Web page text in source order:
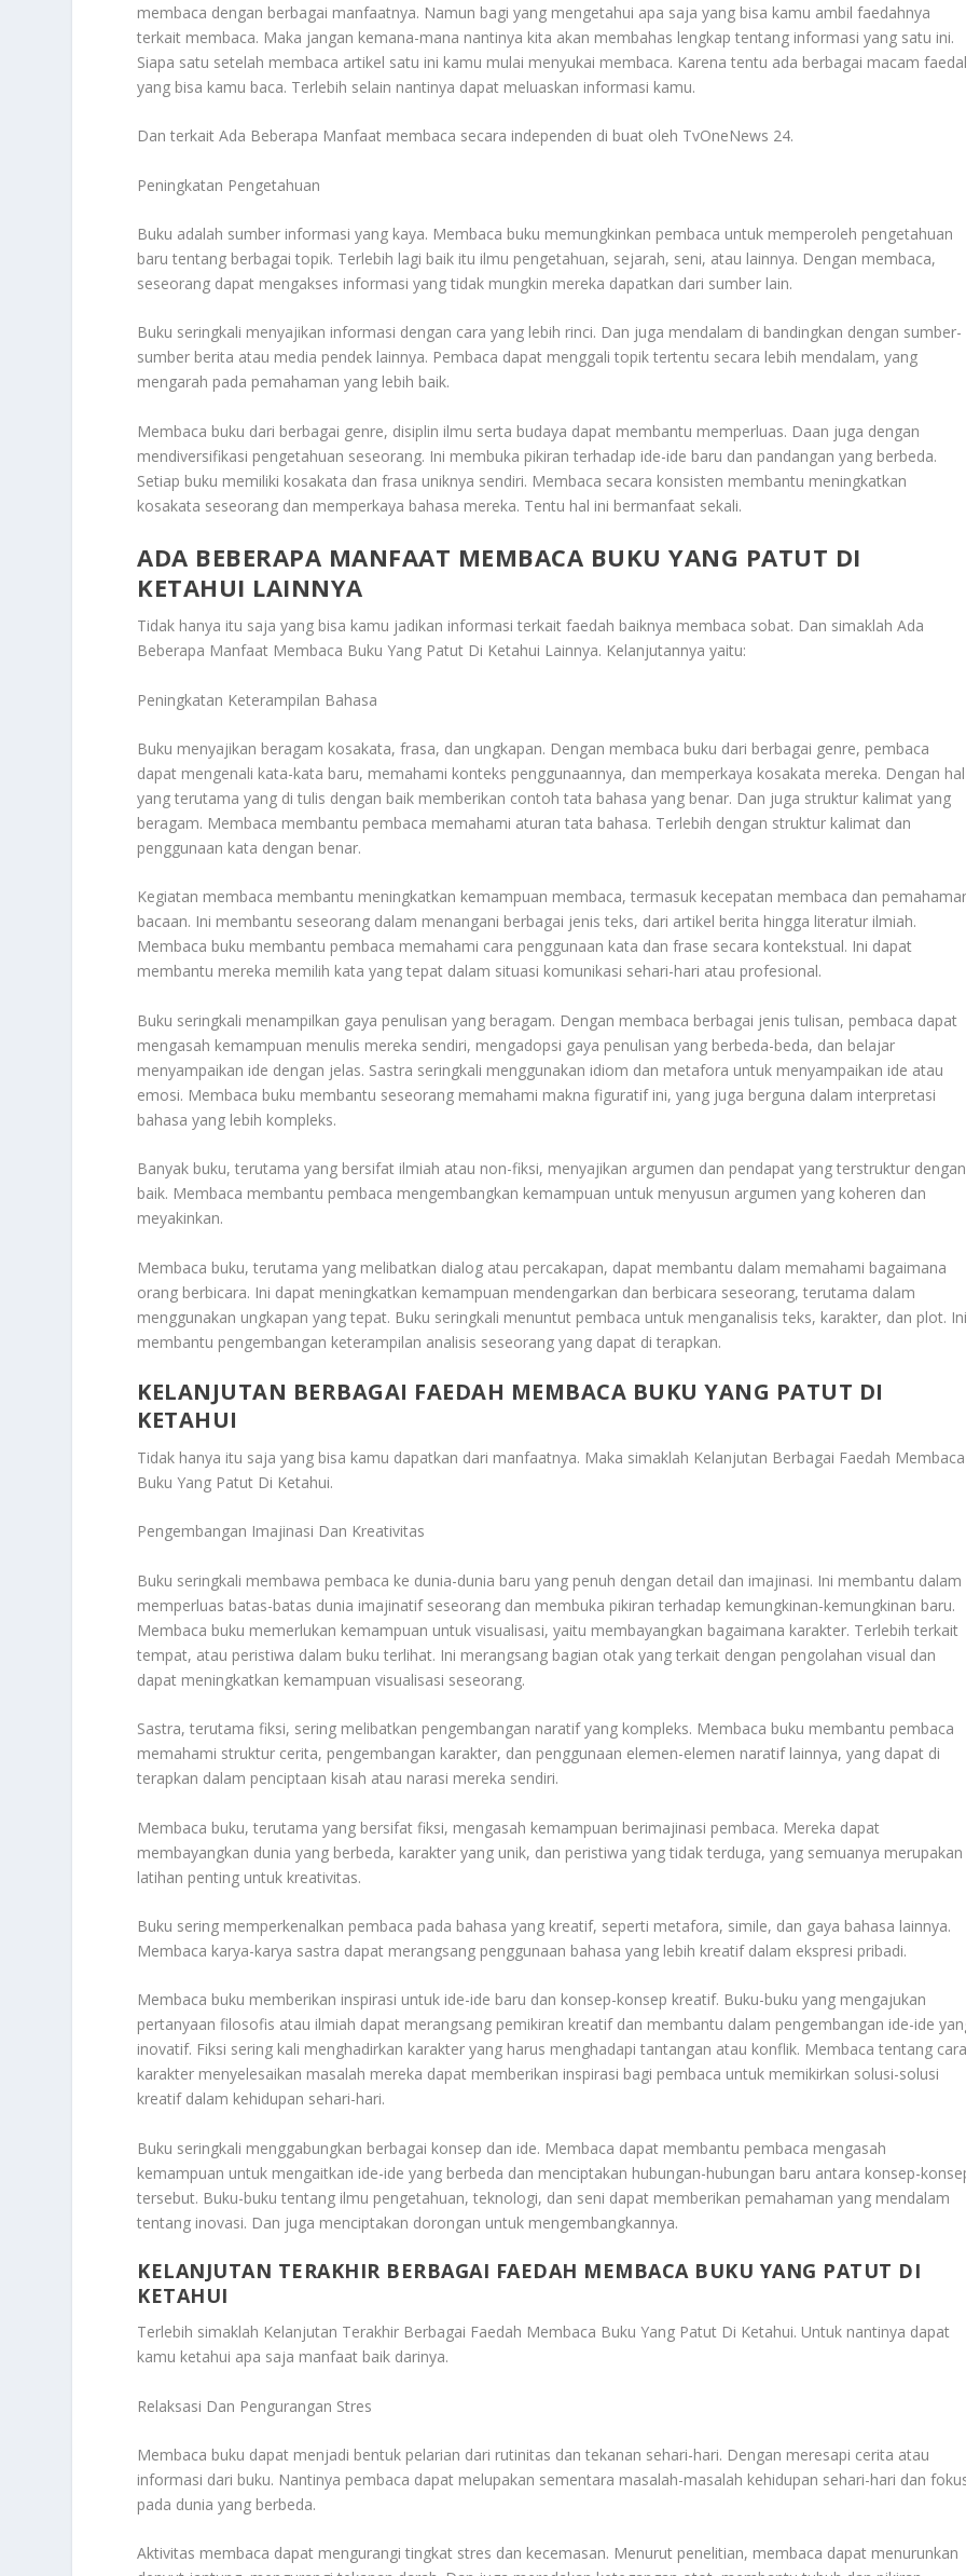
membaca dengan berbagai manfaatnya. Namun bagi yang mengetahui apa saja yang bisa kamu ambil faedahnya
terkait membaca. Maka jangan kemana-mana nantinya kita akan membahas lengkap tentang informasi yang satu ini.
Siapa satu setelah membaca artikel satu ini kamu mulai menyukai membaca. Karena tentu ada berbagai macam
yang bisa kamu baca. Terlebih selain nantinya dapat meluaskan informasi kamu.
Dan terkaitAda Beberapa Manfaat membaca secara independen di buat oleh TvOneNews 24.
Peningkatan Pengetahuan
Buku adalah sumber informasi yang kaya. Membaca buku memungkinkan pembaca untuk memperoleh pengetahuan
baru tentang berbagai topik. Terlebih lagi baik itu ilmu pengetahuan, sejarah, seni, atau lainnya. Dengan membaca,
seseorang dapat mengakses informasi yang tidak mungkin mereka dapatkan dari sumber lain.
Buku seringkali menyajikan informasi dengan cara yang lebih rinci. Dan juga mendalam di bandingkan dengan sumber-
sumber berita atau media pendek lainnya. Pembaca dapat menggali topik tertentu secara lebih mendalam, yang
mengarah pada pemahaman yang lebih baik.
Membaca buku dari berbagai genre, disiplin ilmu serta budaya dapat membantu memperluas. Daan juga dengan
mendiversifikasi pengetahuan seseorang. Ini membuka pikiran terhadap ide-ide baru dan pandangan yang berbeda.
Setiap buku memiliki kosakata dan frasa uniknya sendiri. Membaca secara konsisten membantu meningkatkan
kosakata seseorang dan memperkaya bahasa mereka. Tentu hal ini bermanfaat sekali.
ADA BEBERAPA MANFAAT MEMBACA BUKU YANG PATUT DI
KETAHUI LAINNYA
Tidak hanya itu saja yang bisa kamu jadikan informasi terkait faedah baiknya membaca sobat. Dan simaklahAda
Beberapa Manfaat Membaca Buku Yang Patut Di Ketahui Lainnya. Kelanjutannya yaitu:
Peningkatan Keterampilan Bahasa
Buku menyajikan beragam kosakata, frasa, dan ungkapan. Dengan membaca buku dari berbagai genre, pembaca
dapat mengenali kata-kata baru, memahami konteks penggunaannya, dan memperkaya kosakata mereka. Dengan hal
yang terutama yang di tulis dengan baik memberikan contoh tata bahasa yang benar. Dan juga struktur kalimat yang
beragam. Membaca membantu pembaca memahami aturan tata bahasa. Terlebih dengan struktur kalimat dan
penggunaan kata dengan benar.
Kegiatan membaca membantu meningkatkan kemampuan membaca, termasuk kecepatan membaca dan
bacaan. Ini membantu seseorang dalam menangani berbagai jenis teks, dari artikel berita hingga literatur ilmiah.
Membaca buku membantu pembaca memahami cara penggunaan kata dan frase secara kontekstual. Ini dapat
membantu mereka memilih kata yang tepat dalam situasi komunikasi sehari-hari atau profesional.
Buku seringkali menampilkan gaya penulisan yang beragam. Dengan membaca berbagai jenis tulisan, pembaca dapat
mengasah kemampuan menulis mereka sendiri, mengadopsi gaya penulisan yang berbeda-beda, dan belajar
menyampaikan ide dengan jelas. Sastra seringkali menggunakan idiom dan metafora untuk menyampaikan ide atau
emosi. Membaca buku membantu seseorang memahami makna figuratif ini, yang juga berguna dalam interpretasi
bahasa yang lebih kompleks.
Banyak buku, terutama yang bersifat ilmiah atau non-fiksi, menyajikan argumen dan pendapat yang terstruktur dengan
baik. Membaca membantu pembaca mengembangkan kemampuan untuk menyusun argumen yang koheren dan
meyakinkan.
Membaca buku, terutama yang melibatkan dialog atau percakapan, dapat membantu dalam memahami bagaimana
orang berbicara. Ini dapat meningkatkan kemampuan mendengarkan dan berbicara seseorang, terutama dalam
menggunakan ungkapan yang tepat. Buku seringkali menuntut pembaca untuk menganalisis teks, karakter, dan plot.
membantu pengembangan keterampilan analisis seseorang yang dapat di terapkan.
KELANJUTAN BERBAGAI FAEDAH MEMBACA BUKU YANG PATUT DI
KETAHUI
Tidak hanya itu saja yang bisa kamu dapatkan dari manfaatnya. Maka simaklah Kelanjutan Berbagai Faedah Membaca
Buku Yang Patut Di Ketahui.
Pengembangan Imajinasi Dan Kreativitas
Buku seringkali membawa pembaca ke dunia-dunia baru yang penuh dengan detail dan imajinasi. Ini membantu dalam
memperluas batas-batas dunia imajinatif seseorang dan membuka pikiran terhadap kemungkinan-kemungkinan baru.
Membaca buku memerlukan kemampuan untuk visualisasi, yaitu membayangkan bagaimana karakter. Terlebih terkait
tempat, atau peristiwa dalam buku terlihat. Ini merangsang bagian otak yang terkait dengan pengolahan visual dan
dapat meningkatkan kemampuan visualisasi seseorang.
Sastra, terutama fiksi, sering melibatkan pengembangan naratif yang kompleks. Membaca buku membantu pembaca
memahami struktur cerita, pengembangan karakter, dan penggunaan elemen-elemen naratif lainnya, yang dapat di
terapkan dalam penciptaan kisah atau narasi mereka sendiri.
Membaca buku, terutama yang bersifat fiksi, mengasah kemampuan berimajinasi pembaca. Mereka dapat
membayangkan dunia yang berbeda, karakter yang unik, dan peristiwa yang tidak terduga, yang semuanya merupakan
latihan penting untuk kreativitas.
Buku sering memperkenalkan pembaca pada bahasa yang kreatif, seperti metafora, simile, dan gaya bahasa lainnya.
Membaca karya-karya sastra dapat merangsang penggunaan bahasa yang lebih kreatif dalam ekspresi pribadi.
Membaca buku memberikan inspirasi untuk ide-ide baru dan konsep-konsep kreatif. Buku-buku yang mengajukan
pertanyaan filosofis atau ilmiah dapat merangsang pemikiran kreatif dan membantu dalam pengembangan ide-ide
inovatif. Fiksi sering kali menghadirkan karakter yang harus menghadapi tantangan atau konflik. Membaca tentang
karakter menyelesaikan masalah mereka dapat memberikan inspirasi bagi pembaca untuk memikirkan solusi-solusi
kreatif dalam kehidupan sehari-hari.
Buku seringkali menggabungkan berbagai konsep dan ide. Membaca dapat membantu pembaca mengasah
kemampuan untuk mengaitkan ide-ide yang berbeda dan menciptakan hubungan-hubungan baru antara konsep-
tersebut. Buku-buku tentang ilmu pengetahuan, teknologi, dan seni dapat memberikan pemahaman yang mendalam
tentang inovasi. Dan juga menciptakan dorongan untuk mengembangkannya.
KELANJUTAN TERAKHIR BERBAGAI FAEDAH MEMBACA BUKU YANG PATUT DI
KETAHUI
Terlebih simaklah Kelanjutan Terakhir Berbagai Faedah Membaca Buku Yang Patut Di Ketahui. Untuk nantinya dapat
kamu ketahui apa saja manfaat baik darinya.
Relaksasi Dan Pengurangan Stres
Membaca buku dapat menjadi bentuk pelarian dari rutinitas dan tekanan sehari-hari. Dengan meresapi cerita atau
informasi dari buku. Nantinya pembaca dapat melupakan sementara masalah-masalah kehidupan sehari-hari dan
pada dunia yang berbeda.
Aktivitas membaca dapat mengurangi tingkat stres dan kecemasan. Menurut penelitian, membaca dapat menurunkan